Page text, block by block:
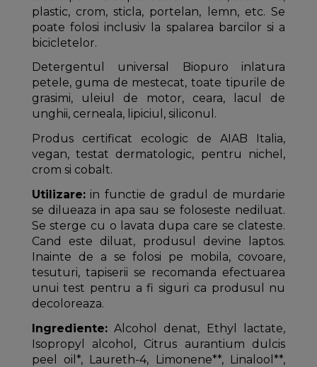
plastic, crom, sticla, portelan, lemn, etc. Se
poate folosi inclusiv la spalarea barcilor si a
bicicletelor.
Detergentul universal Biopuro inlatura
petele, guma de mestecat, toate tipurile de
grasimi, uleiul de motor, ceara, lacul de
unghii, cerneala, lipiciul, siliconul.
Produs certificat ecologic de AIAB Italia,
vegan, testat dermatologic, pentru nichel,
crom si cobalt.
Utilizare:in functie de gradul de murdarie
se dilueaza in apa sau se foloseste nediluat.
Se sterge cu o lavata dupa care se clateste.
Cand este diluat, produsul devine laptos.
Inainte de a se folosi pe mobila, covoare,
tesuturi, tapiserii se recomanda efectuarea
unui test pentru a fi siguri ca produsul nu
decoloreaza.
Ingrediente:Alcohol denat, Ethyl lactate,
Isopropyl alcohol, Citrus aurantium dulcis
peel oil*, Laureth-4, Limonene**, Linalool**,